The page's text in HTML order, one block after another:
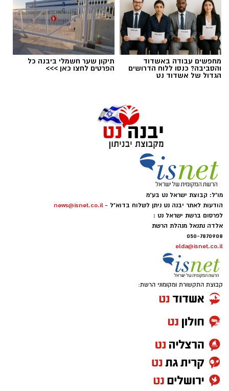
סודות הקבלה
לומדים קבלה בנס ציונה. המפתח "לקבל" את כל
הטוב בחיינו נמצא בחכמת הקבלה, המציאות
זוהי הזדמנות לצאת ולהגשים את עצמנו בדרכים
נקבל כלים פרקטיים להגשמה עצמית בכל תחומי
החיים.
נס ציונה.
לפרטים והרשמה לחצו כאן
יש לכם מידע חשוב שטרם נחשף? צילומים מאירוע
חדשותי? מצאתם טעות בכתבה? נשמח שתשתפו
אותנו
מחפשים עבודה באשדוד
והסביבה? כנסו ללוח הדרושים
הגדול של אשדוד נט
תיקון שער חשמלי ביבנה כל
הפרטים לחצו כאן >>>
מו"ל: קבוצת ישראל נט בע"מ
הודעות לאתר יבנה נט ניתן לשלוח בדוא"ל - news@isnet.co.il
לפרסום ברשת ישראל נט :
אלדה נתנאל מנהלת הרשת
050-7870908
elda@isnet.co.il
קבוצת התקשורת ומקומוני הרשת: